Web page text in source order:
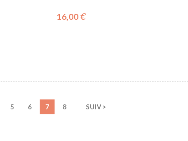
16,00€
5 6 7 8 SUIV >